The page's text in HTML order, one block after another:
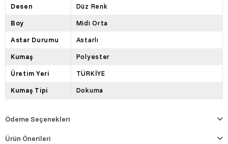
Desen Düz Renk
Boy Midi Orta
Astar Durumu Astarlı
Kumaş Polyester
Üretim Yeri TÜRKİYE
Kumaş Tipi Dokuma
Ödeme Seçenekleri
Ürün Önerileri